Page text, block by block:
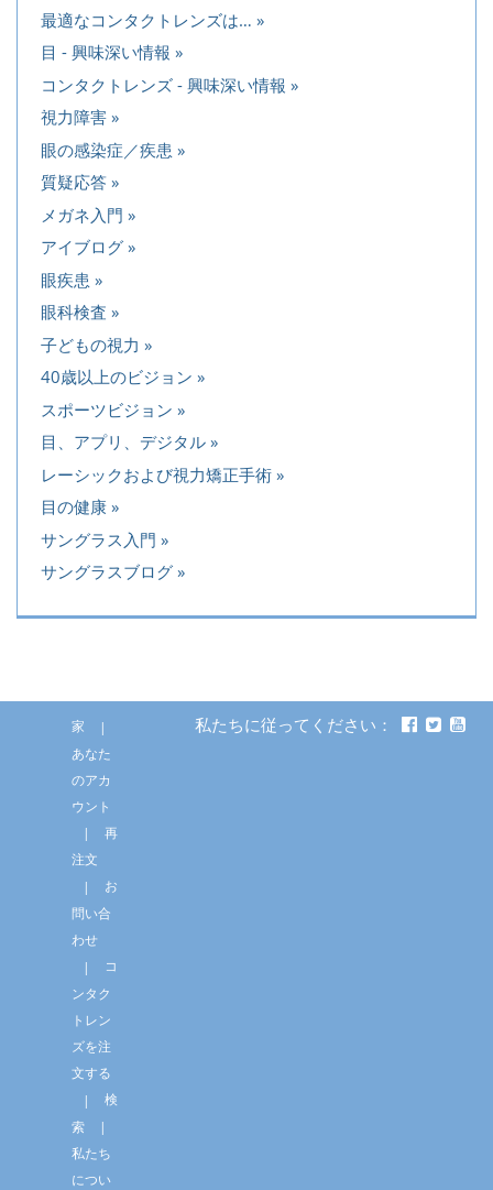
最適なコンタクトレンズは…
目 - 興味深い情報
コンタクトレンズ - 興味深い情報
視力障害
眼の感染症／疾患
質疑応答
メガネ入門
アイブログ
眼疾患
眼科検査
子どもの視力
40歳以上のビジョン
スポーツビジョン
目、アプリ、デジタル
レーシックおよび視力矯正手術
目の健康
サングラス入門
サングラスブログ
家
あなた
のアカ
ウント
再
注文
お
問い合
わせ
コ
ンタク
トレン
ズを注
文する
検
索
私たち
につい
私たちに従ってください：